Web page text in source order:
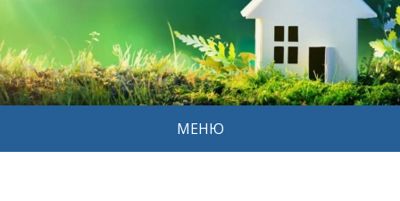
МЕНЮ